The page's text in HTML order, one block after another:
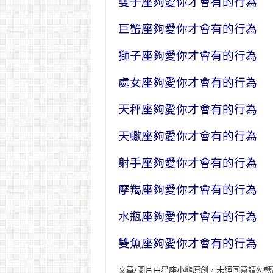
巨蟹座夠愛你才會有的行為
獅子座夠愛你才會有的行為
處女座夠愛你才會有的行為
天秤座夠愛你才會有的行為
天蠍座夠愛你才會有的行為
射手座夠愛你才會有的行為
摩羯座夠愛你才會有的行為
水瓶座夠愛你才會有的行為
雙魚座夠愛你才會有的行為
文章/圖片由星座小熊原創，未經同意請勿轉